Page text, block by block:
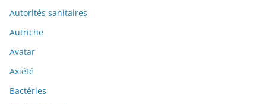
Autorités sanitaires
Autriche
Avatar
Axiété
Bactéries